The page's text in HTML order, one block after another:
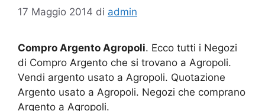
17 Maggio 2014 di admin
Compro Argento Agropoli. Ecco tutti i Negozi
di Compro Argento che si trovano a Agropoli.
Vendi argento usato a Agropoli. Quotazione
Argento usato a Agropoli. Negozi che comprano
Argento a Agropoli.